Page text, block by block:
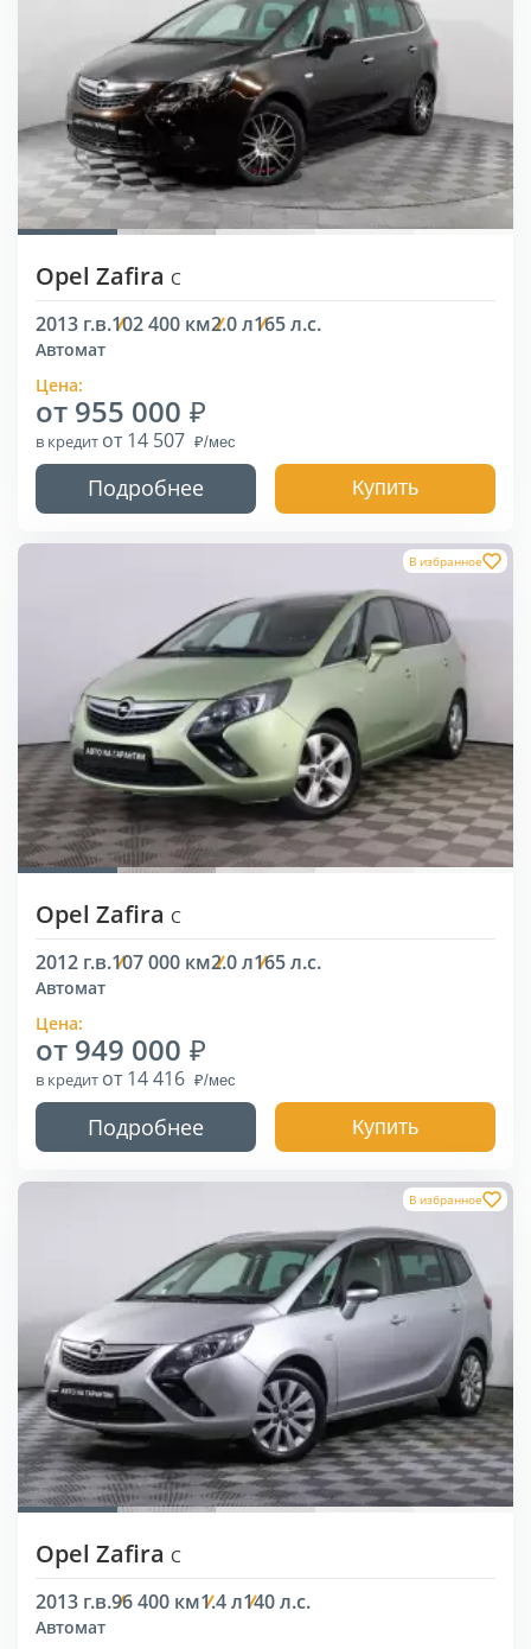
Opel Zafira C
2013 г.в.102 400 км2.0 л165 л.с.
Автомат
Цена:
от 955 000
в кредит от 14 507
Подробнее Купить
В избранное
Opel Zafira C
2012 г.в.107 000 км2.0 л165 л.с.
Автомат
Цена:
от 949 000
в кредит от 14 416
Подробнее Купить
В избранное
Opel Zafira C
2013 г.в.96 400 км1.4 л140 л.с.
Автомат